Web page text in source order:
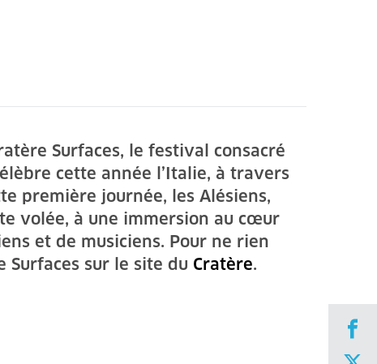
Surfaces, le festival consacré
cette année l’Italie, à travers
première journée, les Alésiens,
volée, à une immersion au cœur
et de musiciens. Pour ne rien
sur le site du Cratère.